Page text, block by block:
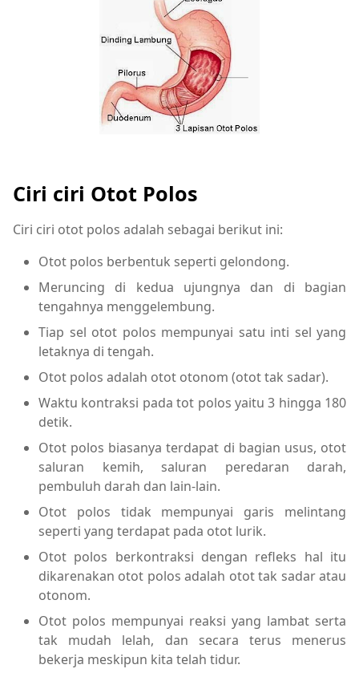
Ciri ciri Otot Polos
Ciri ciri otot polos adalah sebagai berikut ini:
Otot polos berbentuk seperti gelondong.
Meruncing di kedua ujungnya dan di bagian
tengahnya menggelembung.
Tiap sel otot polos mempunyai satu inti sel yang
letaknya di tengah.
Otot polos adalah otot otonom (otot tak sadar).
Waktu kontraksi pada tot polos yaitu 3 hingga 180
detik.
Otot polos biasanya terdapat di bagian usus, otot
saluran kemih, saluran peredaran darah,
pembuluh darah dan lain-lain.
Otot polos tidak mempunyai garis melintang
seperti yang terdapat pada otot lurik.
Otot polos berkontraksi dengan refleks hal itu
dikarenakan otot polos adalah otot tak sadar atau
otonom.
Otot polos mempunyai reaksi yang lambat serta
tak mudah lelah, dan secara terus menerus
bekerja meskipun kita telah tidur.